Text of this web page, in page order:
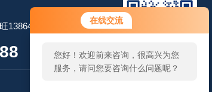
在线交流
您好！欢迎前来咨询，很高兴为您
服务，请问您要咨询什么问题呢？
13864506509